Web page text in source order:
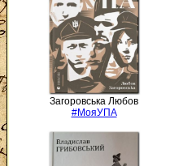
Загоровська Любов
#МояУПА